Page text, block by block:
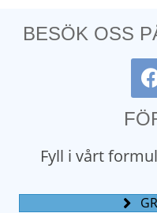
BESÖK OSS
Fyll i vårt